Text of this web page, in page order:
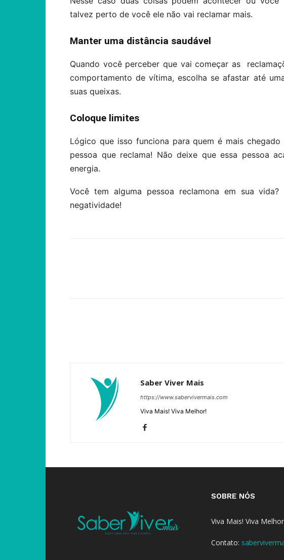
talvez perto de você ele não vai reclamar mais.
Manter uma distância saudável
Quando você perceber que vai começar as
comportamento de vítima, escolha se afastar até
suas queixas.
Coloque limites
Lógico que isso funciona para quem é mais
pessoa que reclama! Não deixe que essa pessoa
energia.
Você tem alguma pessoa reclamona em sua
negatividade!
Saber Viver Mais
https://www.sabervivermais.com
Viva Mais! Viva Melhor!
SOBRE NÓS
Viva Mais! Viva
Contato: